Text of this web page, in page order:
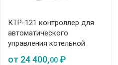
КТР-121 контроллер для
автоматического
управления котельной
от 24 400,00 ₽